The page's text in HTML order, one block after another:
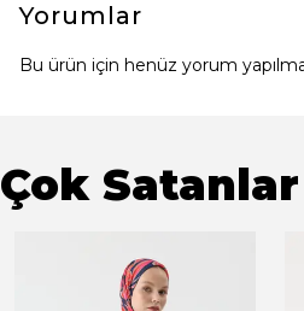
Yorumlar
Bu ürün için henüz yorum
Çok Satanlar